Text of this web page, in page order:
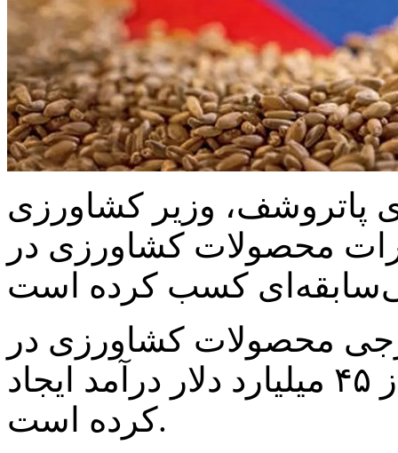
پاتروشف، وزیر کشاورزی
محصولات کشاورزی در
محصولات کشاورزی در
سال ۲۰۲۳ برای مسکو بیش از ۴۵ میلیارد دلار درآمد ایجاد
کرده است.